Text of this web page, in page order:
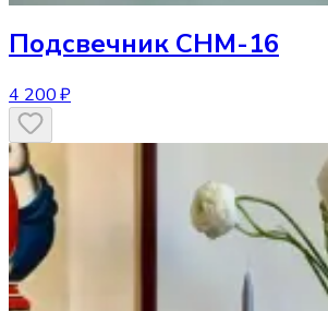
Подсвечник CHM-16
4 200 ₽